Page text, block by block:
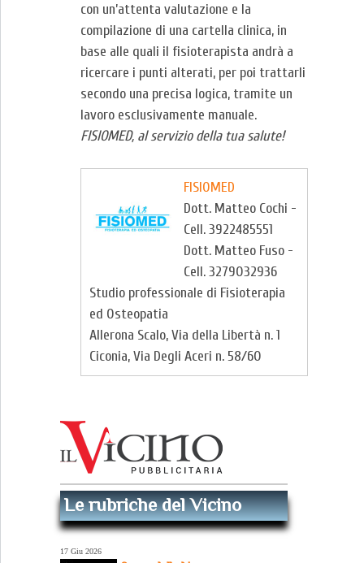
con un’attenta valutazione e la
compilazione di una cartella clinica, in
base alle quali il fisioterapista andrà a
ricercare i punti alterati, per poi trattarli
secondo una precisa logica, tramite un
lavoro esclusivamente manuale.
FISIOMED, al servizio della tua salute!
FISIOMED
Dott. Matteo Cochi -
Cell. 3922485551
Dott. Matteo Fuso -
Cell. 3279032936
Studio professionale di Fisioterapia
ed Osteopatia
Allerona Scalo, Via della Libertà n. 1
Ciconia, Via Degli Aceri n. 58/60
Le rubriche del Vicino
17 Giu 2026